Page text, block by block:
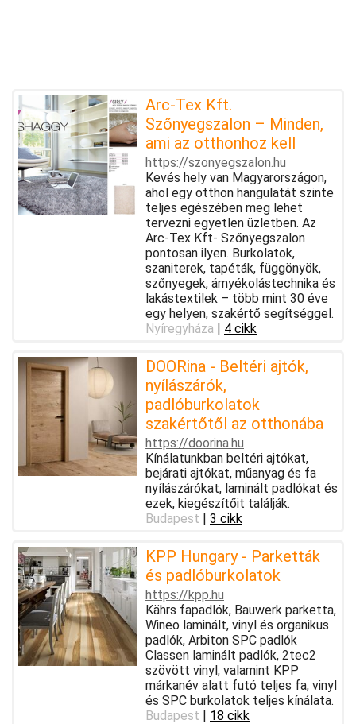
Arc-Tex Kft.
Szőnyegszalon – Minden,
ami az otthonhoz kell
https://szonyegszalon.hu
Kevés hely van Magyarországon,
ahol egy otthon hangulatát szinte
teljes egészében meg lehet
tervezni egyetlen üzletben. Az
Arc-Tex Kft- Szőnyegszalon
pontosan ilyen. Burkolatok,
szaniterek, tapéták, függönyök,
szőnyegek, árnyékolástechnika és
lakástextilek – több mint 30 éve
egy helyen, szakértő segítséggel.
Nyíregyháza | 4 cikk
DOORina - Beltéri ajtók,
nyílászárók,
padlóburkolatok
szakértőtől az otthonába
https://doorina.hu
Kínálatunkban beltéri ajtókat,
bejárati ajtókat, műanyag és fa
nyílászárókat, laminált padlókat és
ezek, kiegészítőit találják.
Budapest | 3 cikk
KPP Hungary - Parketták
és padlóburkolatok
https://kpp.hu
Kährs fapadlók, Bauwerk parketta,
Wineo laminált, vinyl és organikus
padlók, Arbiton SPC padlók
Classen laminált padlók, 2tec2
szövött vinyl, valamint KPP
márkanév alatt futó teljes fa, vinyl
és SPC burkolatok teljes kínálata.
Budapest | 18 cikk